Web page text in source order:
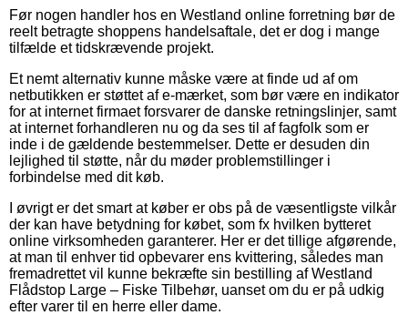
Før nogen handler hos en Westland online forretning bør de
reelt betragte shoppens handelsaftale, det er dog i mange
tilfælde et tidskrævende projekt.
Et nemt alternativ kunne måske være at finde ud af om
netbutikken er støttet af e-mærket, som bør være en indikator
for at internet firmaet forsvarer de danske retningslinjer, samt
at internet forhandleren nu og da ses til af fagfolk som er
inde i de gældende bestemmelser. Dette er desuden din
lejlighed til støtte, når du møder problemstillinger i
forbindelse med dit køb.
I øvrigt er det smart at køber er obs på de væsentligste vilkår
der kan have betydning for købet, som fx hvilken bytteret
online virksomheden garanterer. Her er det tillige afgørende,
at man til enhver tid opbevarer ens kvittering, således man
fremadrettet vil kunne bekræfte sin bestilling af Westland
Flådstop Large – Fiske Tilbehør, uanset om du er på udkig
efter varer til en herre eller dame.